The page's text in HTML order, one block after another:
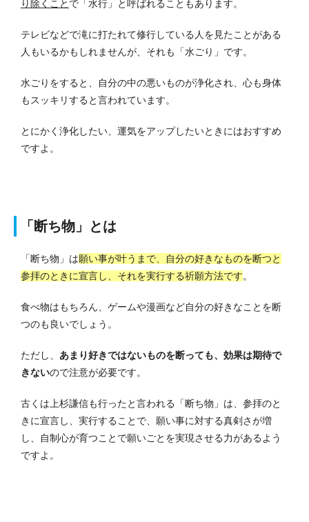
り除くこと で「水行」と呼ばれることもあります。
テレビなどで滝に打たれて修行している人を見たことがある
人もいるかもしれませんが、それも「水ごり」です。
水ごりをすると、自分の中の悪いものが浄化され、心も身体
もスッキリすると言われています。
とにかく浄化したい、運気をアップしたいときにはおすすめ
ですよ。
「断ち物」とは
「断ち物」は願い事が叶うまで、自分の好きなものを断つと
参拝のときに宣言し、それを実行する祈願方法です。
食べ物はもちろん、ゲームや漫画など自分の好きなことを断
つのも良いでしょう。
ただし、 あまり好きではないものを断っても、効果は期待で
きないので注意が必要です。
古くは上杉謙信も行ったと言われる「断ち物」は、参拝のと
きに宣言し、実行することで、願い事に対する真剣さが増
し、自制心が育つことで願いごとを実現させる力があるよう
ですよ。